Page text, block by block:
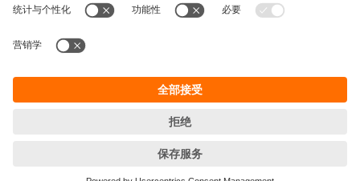
工作时间：
（节假日除外）